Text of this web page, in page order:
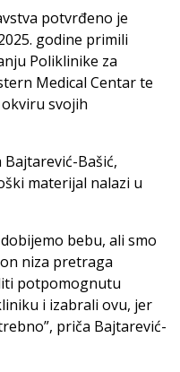
potvrđeno je
godine primili
Poliklinike za
Medical Centar te
svojih
Bašić,
materijal nalazi u
bebu, ali smo
niza pretraga
potpomognutu
i izabrali ovu, jer
priča Bajtarević-